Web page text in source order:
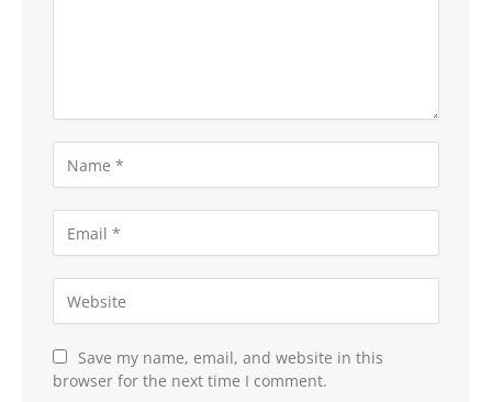
Save my name, email, and website in this
browser for the next time I comment.